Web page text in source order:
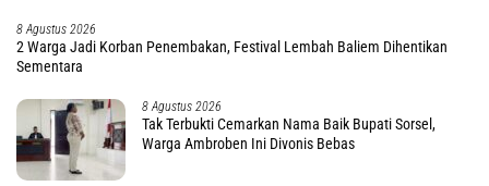
8 Agustus 2026
2 Warga Jadi Korban Penembakan, Festival Lembah Baliem Dihentikan
Sementara
8 Agustus 2026
Tak Terbukti Cemarkan Nama Baik Bupati Sorsel,
Warga Ambroben Ini Divonis Bebas